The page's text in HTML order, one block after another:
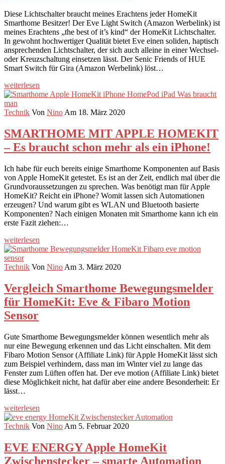
Diese Lichtschalter braucht meines Erachtens jeder HomeKit
Smarthome Besitzer! Der Eve Light Switch (Amazon Werbelink) ist
meines Erachtens „the best of it’s kind“ der HomeKit Lichtschalter.
In gewohnt hochwertiger Qualität bietet Eve einen soliden, haptisch
ansprechenden Lichtschalter, der sich auch alleine in einer Wechsel-
oder Kreuzschaltung einsetzen lässt. Der Senic Friends of HUE
Smart Switch für Gira (Amazon Werbelink) löst…
weiterlesen
Technik Von Nino Am 18. März 2020
SMARTHOME MIT APPLE HOMEKIT
– Es braucht schon mehr als ein iPhone!
Ich habe für euch bereits einige Smarthome Komponenten auf Basis
von Apple HomeKit getestet. Es ist an der Zeit, endlich mal über die
Grundvoraussetzungen zu sprechen. Was benötigt man für Apple
HomeKit? Reicht ein iPhone? Womit lassen sich Automationen
erzeugen? Und warum gibt es WLAN und Bluetooth basierte
Komponenten? Nach einigen Monaten mit Smarthome kann ich ein
erste Fazit ziehen:…
weiterlesen
Technik Von Nino Am 3. März 2020
Vergleich Smarthome Bewegungsmelder
für HomeKit: Eve & Fibaro Motion
Sensor
Gute Smarthome Bewegungsmelder können wesentlich mehr als
nur eine Bewegung erkennen und das Licht einschalten. Mit dem
Fibaro Motion Sensor (Affiliate Link) für Apple HomeKit lässt sich
zum Beispiel verhindern, dass man im Winter viel zu lange das
Fenster zum Lüften offen hat. Der eve motion (Affiliate Link) bietet
diese Möglichkeit nicht, hat dafür aber eine andere Besonderheit: Er
lässt…
weiterlesen
Technik Von Nino Am 5. Februar 2020
EVE ENERGY Apple HomeKit
Zwischenstecker – smarte Automation